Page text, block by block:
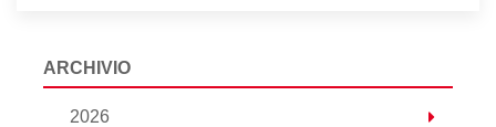
ARCHIVIO
2026